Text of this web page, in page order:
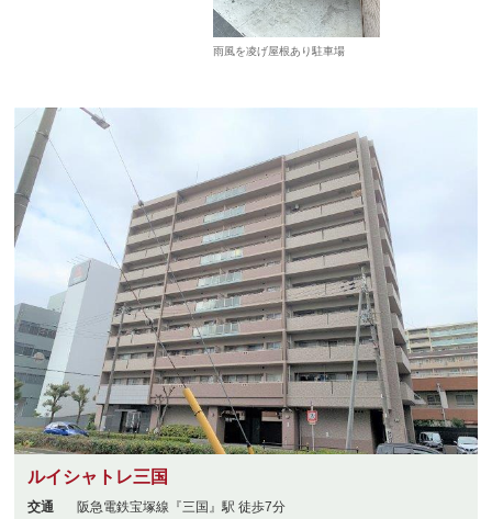
雨風を凌げ屋根あり駐車場
ルイシャトレ三国
交通 阪急電鉄宝塚線『三国』駅 徒歩7分